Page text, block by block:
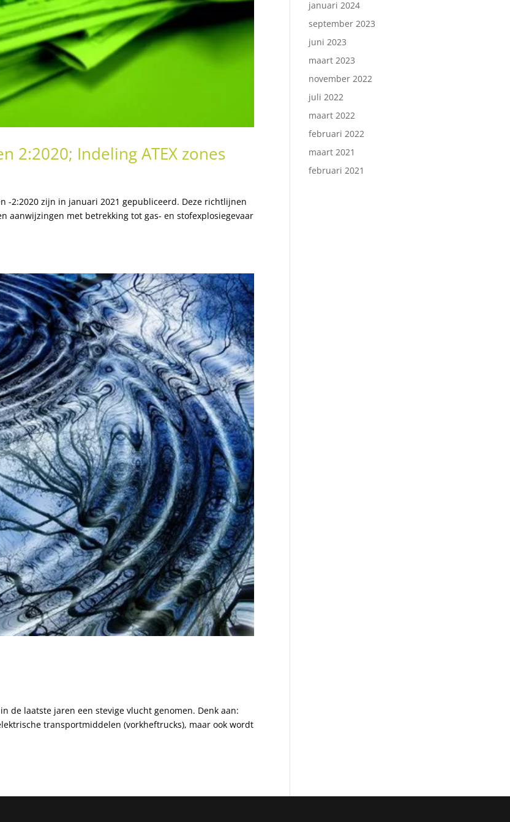
2:2020; Indeling ATEX zones
-2:2020 zijn in januari 2021 gepubliceerd. Deze richtlijnen
aanwijzingen met betrekking tot gas- en stofexplosiegevaar
laatste jaren een stevige vlucht genomen. Denk aan:
transportmiddelen (vorkheftrucks), maar ook wordt
januari 2024
september 2023
juni 2023
maart 2023
november 2022
juli 2022
maart 2022
februari 2022
maart 2021
februari 2021